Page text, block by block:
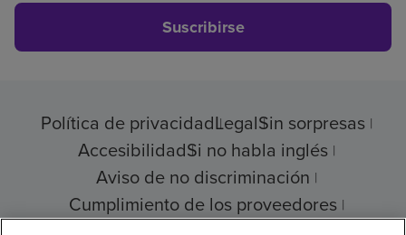
Suscribirse
Política de privacidadLegalSin sorpresas
AccesibilidadSi no habla inglés
Aviso de no discriminación
Cumplimiento de los proveedores